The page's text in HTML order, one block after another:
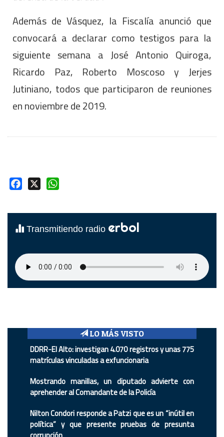
Además de Vásquez, la Fiscalía anunció que
convocará a declarar como testigos para la
siguiente semana a José Antonio Quiroga,
Ricardo Paz, Roberto Moscoso y Jerjes
Jutiniano, todos que participaron de reuniones
en noviembre de 2019.
Facebook
Transmitiendo radio erbol
LO MÁS VISTO
DDRR-El Alto: investigan 4.070 registros y unas 775
matrículas vinculadas a exfuncionaria
Mostrando manillas, un diputado advierte con
aprehender al Comandante de la Policía
Nilton Condori responde a Patzi que es un “inútil en
política” y que presente pruebas de presunta